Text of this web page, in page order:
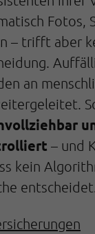
Fotos,
– trifft aber
an
– und
kein